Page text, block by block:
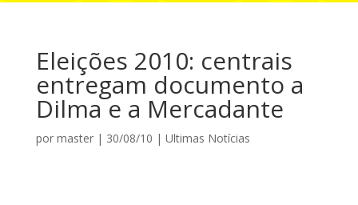
Eleições 2010: centrais
entregam documento a
Dilma e a Mercadante
por master| 30/08/10 | Ultimas Notícias